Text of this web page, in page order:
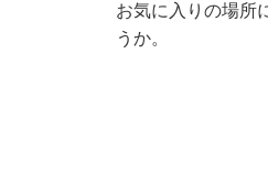
お気に入りの場所
うか。